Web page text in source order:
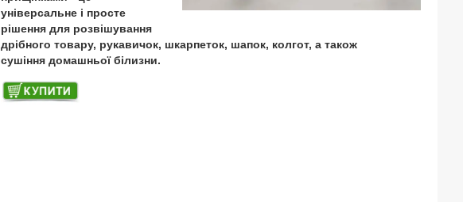
універсальне і просте
рішення для розвішування
дрібного товару, рукавичок, шкарпеток, шапок, колгот, а також
сушіння домашньої білизни.